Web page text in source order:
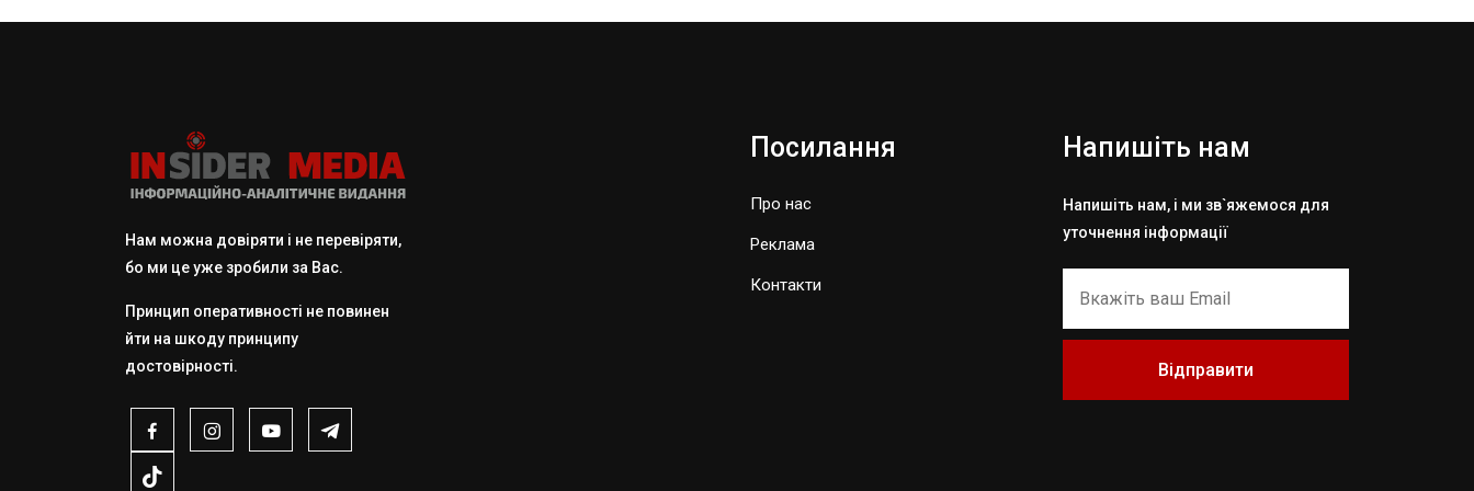
Нам можна довіряти і не перевіряти,
бо ми це уже зробили за Вас.
Принцип оперативності не повинен
йти на шкоду принципу
достовірності.
Посилання
Про нас
Реклама
Контакти
Напишіть нам
Напишіть нам, і ми зв`яжемося для
уточнення інформації
Відправити